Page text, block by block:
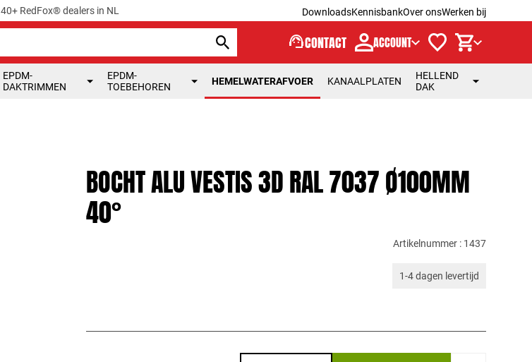
40+ RedFox® dealers in NL DownloadsKennisbankOver onsWerken bij
support_agentCONTACT ACCOUNT
EPDM-
DAKTRIMMEN
EPDM-
TOEBEHOREN
HEMELWATERAFVOER KANAALPLATEN
HELLEND
DAK
BOCHT ALU VESTIS 3D RAL 7037 Ø100MM
40°
Artikelnummer : 1437
1-4 dagen levertijd